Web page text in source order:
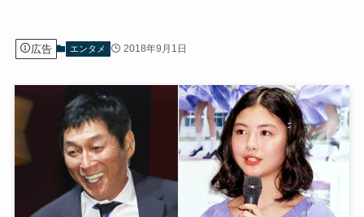
広告 エンタメ 2018年9月1日